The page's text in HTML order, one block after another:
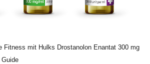
Fitness mit Hulks Drostanolon Enantat 300 mg